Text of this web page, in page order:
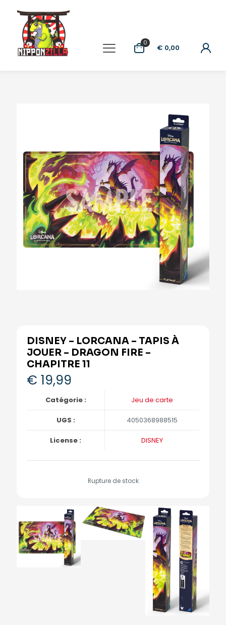
0
€ 0,00
DISNEY – LORCANA – TAPIS À
JOUER – DRAGON FIRE –
CHAPITRE 11
€ 19,99
Catégorie : Jeu de carte
UGS : 4050368988515
License : DISNEY
Rupture de stock